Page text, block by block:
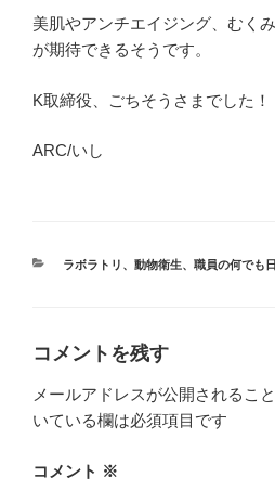
美肌やアンチエイジング、むく
が期待できるそうです。
K取締役、ごちそうさまでした！
ARC/いし
カ
ラボラトリ 、 動物衛生、 職員の何でも
コメントを残す
メールアドレスが公開されるこ
いている欄は必須項目です
コメント ※